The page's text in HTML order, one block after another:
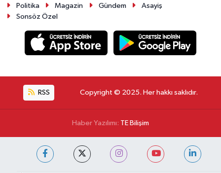
Politika
Magazin Gündem
Asayiş
Sonsöz Özel
RSS Copyright © 2025. Her hakkı saklıdır.
Haber Yazılımı: TE Bilişim